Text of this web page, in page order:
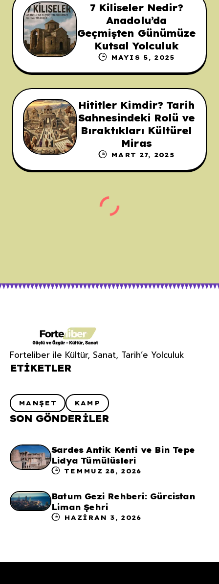
7 Kiliseler Nedir?
Anadolu’da
Geçmişten Günümüze
Kutsal Yolculuk
MAYIS 5, 2025
Hititler Kimdir? Tarih
Sahnesindeki Rolü ve
Bıraktıkları Kültürel
Miras
MART 27, 2025
Forteliber ile Kültür, Sanat, Tarih’e Yolculuk
ETIKETLER
MANŞET KAMP
SON GÖNDERILER
Sardes Antik Kenti ve Bin Tepe
Lidya Tümülüsleri
TEMMUZ 28, 2026
Batum Gezi Rehberi: Gürcistan
Liman Şehri
HAZIRAN 3, 2026